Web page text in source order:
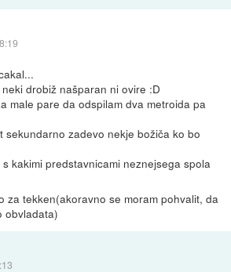
drobiž našparan ni ovire :D
male pare da odspilam dva metroida pa
sekundarno zadevo nekje božiča ko bo
kakimi predstavnicami neznejsega spola
za tekken(akoravno se moram pohvalit, da
obvladata)